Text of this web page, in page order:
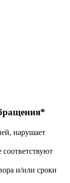
нарушает
и/или сроки